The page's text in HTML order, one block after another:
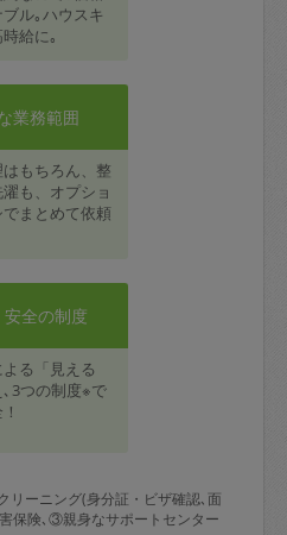
ル｡ハウスキ
給に｡
業務範囲
もちろん、整
も、オプショ
まとめて依頼
全の制度
る「見える
3つの制度※で
ーニング(身分証・ビザ確認､面
保険､③親身なサポートセンター